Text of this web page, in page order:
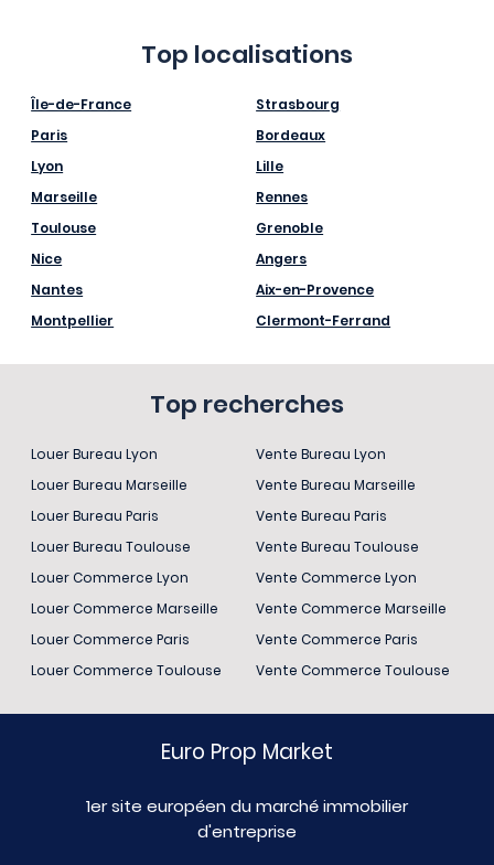
Top localisations
Île-de-France
Paris
Lyon
Marseille
Toulouse
Nice
Nantes
Montpellier
Strasbourg
Bordeaux
Lille
Rennes
Grenoble
Angers
Aix-en-Provence
Clermont-Ferrand
Top recherches
Louer Bureau Lyon
Louer Bureau Marseille
Louer Bureau Paris
Louer Bureau Toulouse
Louer Commerce Lyon
Louer Commerce Marseille
Louer Commerce Paris
Louer Commerce Toulouse
Vente Bureau Lyon
Vente Bureau Marseille
Vente Bureau Paris
Vente Bureau Toulouse
Vente Commerce Lyon
Vente Commerce Marseille
Vente Commerce Paris
Vente Commerce Toulouse
Euro Prop Market
1er site européen du marché immobilier
d'entreprise